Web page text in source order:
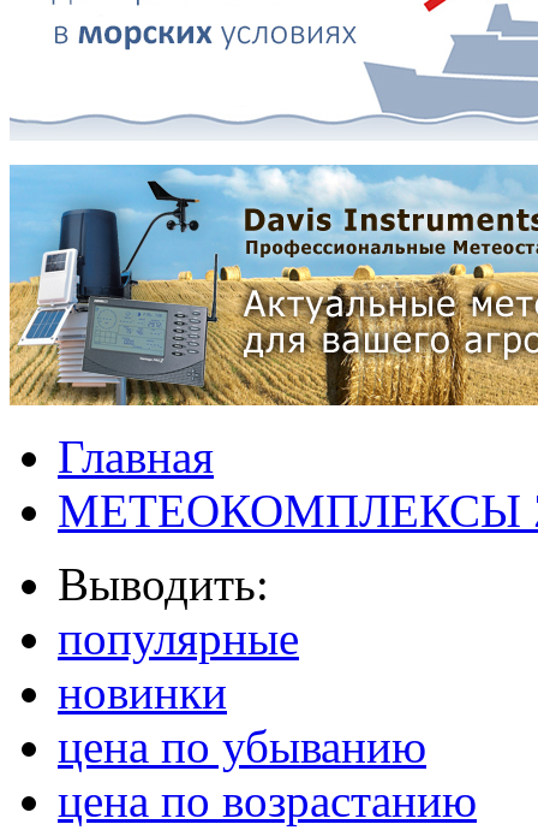
Главная
МЕТЕОКОМПЛЕКСЫ
Выводить:
популярные
новинки
цена по убыванию
цена по возрастанию